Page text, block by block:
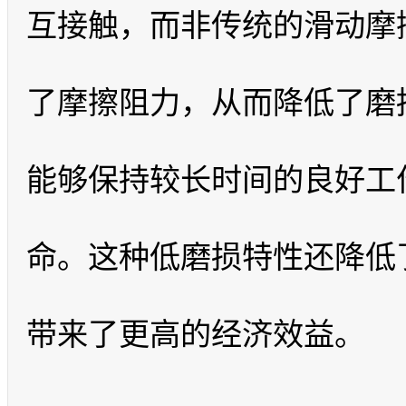
互接触，而非传统的滑动
了摩擦阻力，从而降低了
能够保持较长时间的良好
命。这种低磨损特性还降
带来了更高的经济效益。